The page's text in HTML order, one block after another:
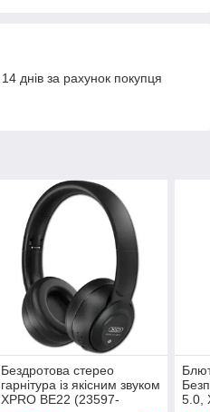
днів за рахунок покупця
Бездротова стерео
гарнітура із якісним звуком
XPRO BE22 (23597-
5.0,